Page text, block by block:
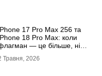
17 Рro Мax 256 та
18 Рro Мax: коли
— це більше, ніж
Травня, 2026